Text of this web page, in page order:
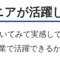
が活躍
てみて実感し
で活躍できる